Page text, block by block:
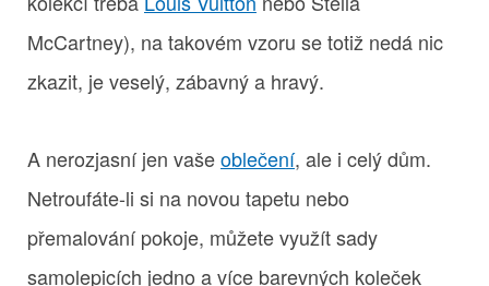
McCartney), na takovém vzoru se totiž nedá nic
zkazit, je veselý, zábavný a hravý.
A nerozjasní jen vašeoblečení, ale i celý dům.
Netroufáte-li si na novou tapetu nebo
přemalování pokoje, můžete využít sady
samolepicích jedno a více barevných koleček